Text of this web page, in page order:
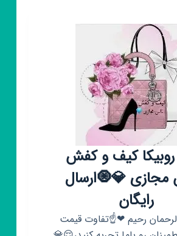
روبیکا کیف و کفش
مجازی 💎🧿ارسال
رایگان
رحیم ❤☝تفاوت قیمت